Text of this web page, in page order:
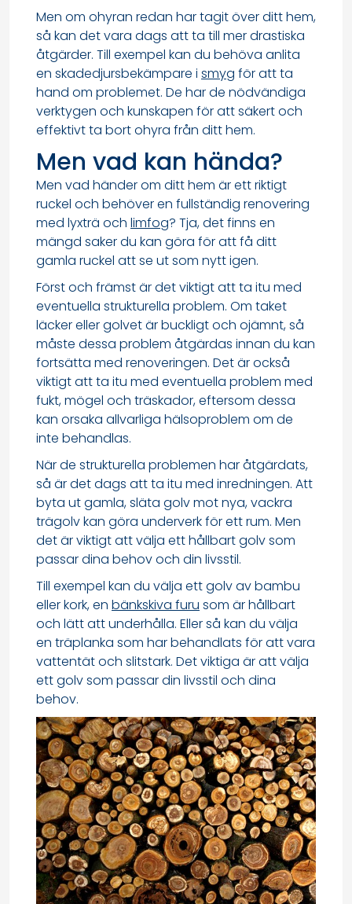
Men om ohyran redan har tagit över ditt hem,
så kan det vara dags att ta till mer drastiska
åtgärder. Till exempel kan du behöva anlita
en skadedjursbekämpare i smyg för att ta
hand om problemet. De har de nödvändiga
verktygen och kunskapen för att säkert och
effektivt ta bort ohyra från ditt hem.
Men vad kan hända?
Men vad händer om ditt hem är ett riktigt
ruckel och behöver en fullständig renovering
med lyxträ och limfog? Tja, det finns en
mängd saker du kan göra för att få ditt
gamla ruckel att se ut som nytt igen.
Först och främst är det viktigt att ta itu med
eventuella strukturella problem. Om taket
läcker eller golvet är buckligt och ojämnt, så
måste dessa problem åtgärdas innan du kan
fortsätta med renoveringen. Det är också
viktigt att ta itu med eventuella problem med
fukt, mögel och träskador, eftersom dessa
kan orsaka allvarliga hälsoproblem om de
inte behandlas.
När de strukturella problemen har åtgärdats,
så är det dags att ta itu med inredningen. Att
byta ut gamla, släta golv mot nya, vackra
trägolv kan göra underverk för ett rum. Men
det är viktigt att välja ett hållbart golv som
passar dina behov och din livsstil.
Till exempel kan du välja ett golv av bambu
eller kork, en bänkskiva furu som är hållbart
och lätt att underhålla. Eller så kan du välja
en träplanka som har behandlats för att vara
vattentät och slitstark. Det viktiga är att välja
ett golv som passar din livsstil och dina
behov.